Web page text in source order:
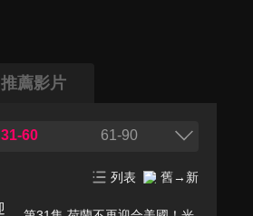
推薦影片
31-60 61-90
列表 舊→新